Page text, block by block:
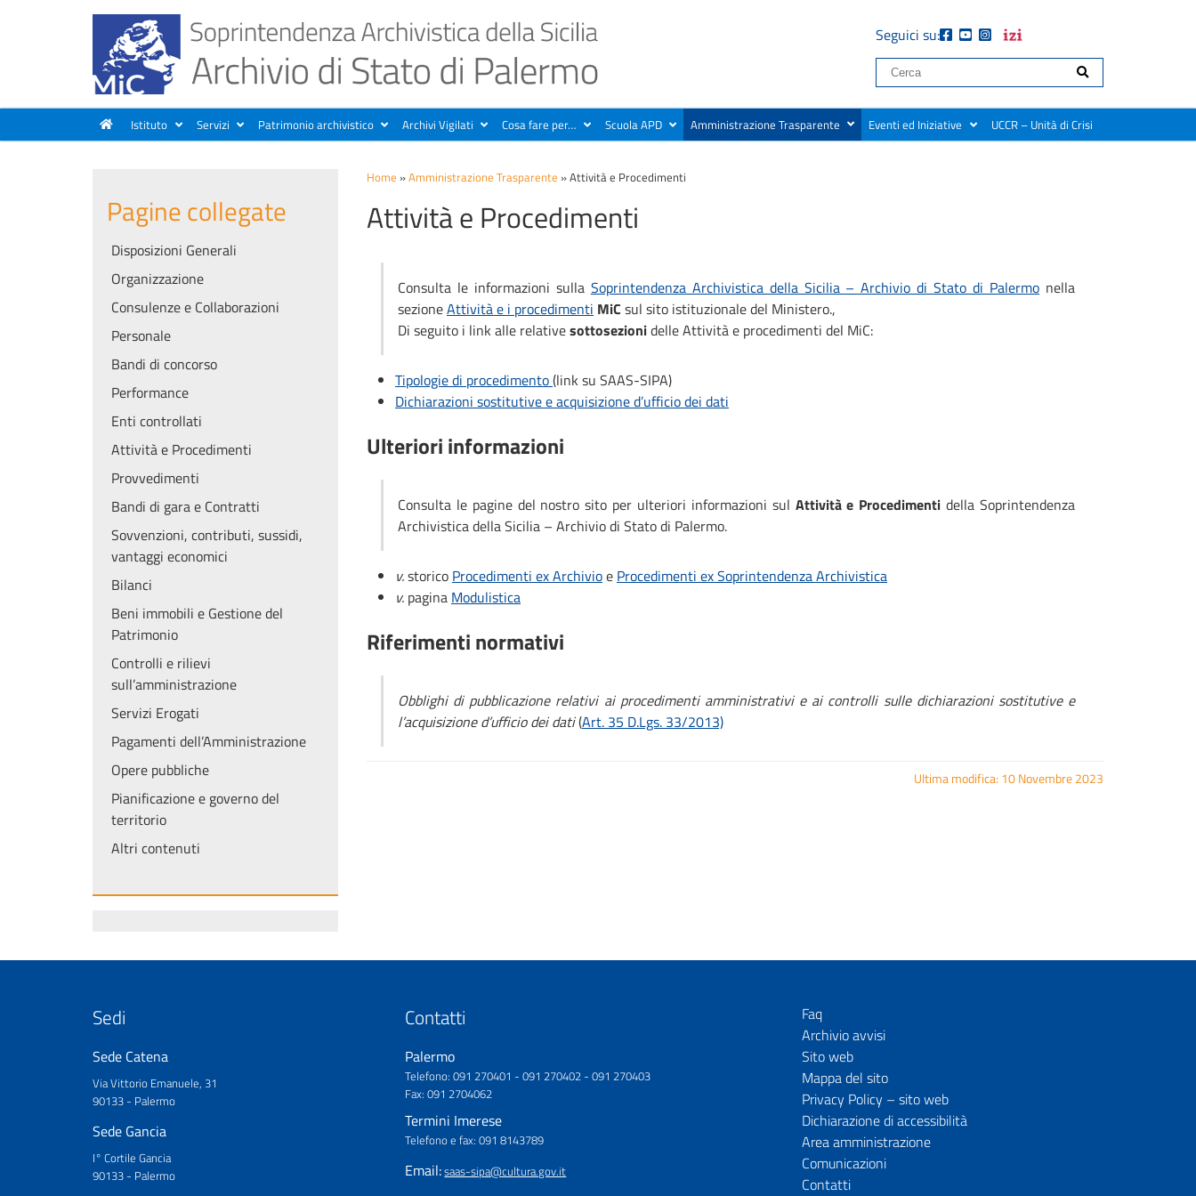
Seguici su:
Istituto Servizi Patrimonio archivistico Archivi Vigilati Cosa fare per… Scuola APD Amministrazione Trasparente Eventi ed Iniziative UCCR – Unità di Crisi
Home »Amministrazione Trasparente »Attività e Procedimenti
Attività e Procedimenti
Consulta le informazioni sulla Soprintendenza Archivistica della Sicilia – Archivio di Stato di Palermo nella
sezioneAttività e i procedimenti MiC sul sito istituzionale del Ministero.,
Di seguito i link alle relativesottosezionidelle Attività e procedimenti del MiC:
Tipologie di procedimento(link su SAAS-SIPA)
Dichiarazioni sostitutive e acquisizione d’ufficio dei dati
Ulteriori informazioni
Consulta le pagine del nostro sito per ulteriori informazioni sul Attività e Procedimentidella Soprintendenza
Archivistica della Sicilia – Archivio di Stato di Palermo.
v.storico Procedimenti ex Archivioe Procedimenti ex Soprintendenza Archivistica
v. pagina Modulistica
Riferimenti normativi
Obblighi di pubblicazione relativi ai procedimenti amministrativi e ai controlli sulle dichiarazioni sostitutive e
l’acquisizione d’ufficio dei dati(Art. 35 D.Lgs. 33/2013)
Ultima modifica: 10 Novembre 2023
Pagine collegate
Disposizioni Generali
Organizzazione
Consulenze e Collaborazioni
Personale
Bandi di concorso
Performance
Enti controllati
Attività e Procedimenti
Provvedimenti
Bandi di gara e Contratti
Sovvenzioni, contributi, sussidi,
vantaggi economici
Bilanci
Beni immobili e Gestione del
Patrimonio
Controlli e rilievi
sull’amministrazione
Servizi Erogati
Pagamenti dell’Amministrazione
Opere pubbliche
Pianificazione e governo del
territorio
Altri contenuti
Sedi
Sede Catena
Via Vittorio Emanuele, 31
90133 - Palermo
Sede Gancia
I° Cortile Gancia
90133 - Palermo
Contatti
Palermo
Telefono: 091 270401 - 091 270402 - 091 270403
Fax: 091 2704062
Termini Imerese
Telefono e fax: 091 8143789
Email:saas-sipa@cultura.gov.it
Faq
Archivio avvisi
Sito web
Mappa del sito
Privacy Policy – sito web
Dichiarazione di accessibilità
Area amministrazione
Comunicazioni
Contatti